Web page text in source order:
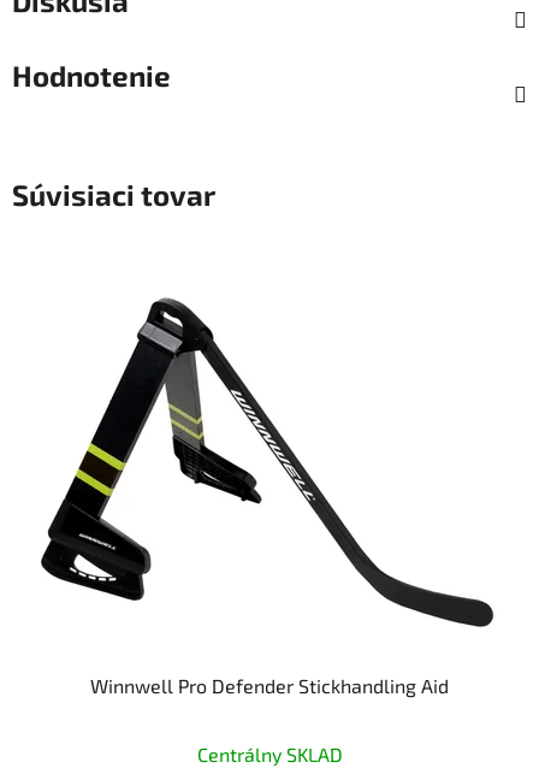
Hodnotenie
Súvisiaci tovar
Winnwell Pro Defender Stickhandling Aid
Centrálny SKLAD